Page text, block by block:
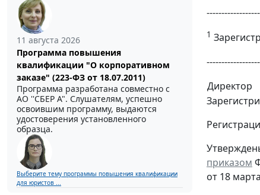
11 августа 2026
Программа повышения
квалификации "О корпоративном
заказе" (223-ФЗ от 18.07.2011)
Программа разработана совместно с
АО ''СБЕР А". Слушателям, успешно
освоившим программу, выдаются
удостоверения установленного
образца.
Выберите тему программы повышения квалификации
для юристов ...
1
Директор
приказом
от 18